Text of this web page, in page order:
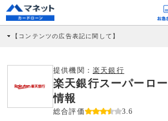
【コンテンツの広告表記に関して】
社に対して企業から紹介報酬が支払われるという収
商品を根拠なくPRするものではなく、当編集部の調
どに基づき、公平性を担保した情報提供を行っていま
提供機関： 楽天銀行
楽天銀行スーパーロ
情報
総合評価 3.6